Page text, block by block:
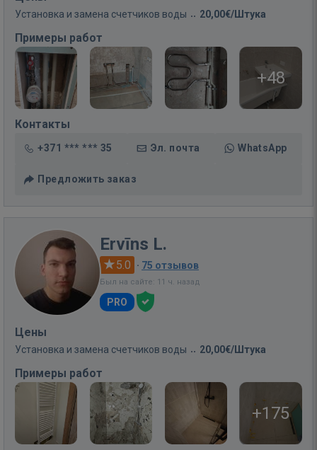
Установка и замена счетчиков воды 20,00€/Штука
Примеры работ
+48
Контакты
+371 *** *** 35 Эл. почта WhatsApp
Предложить заказ
Ervīns L.
5.0 · 75 отзывов
Был на сайте: 11 ч. назад
PRO
Цены
Установка и замена счетчиков воды 20,00€/Штука
Примеры работ
+175